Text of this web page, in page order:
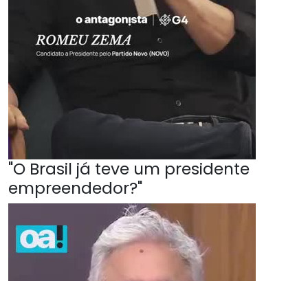
"O Brasil já teve um presidente
empreendedor?"